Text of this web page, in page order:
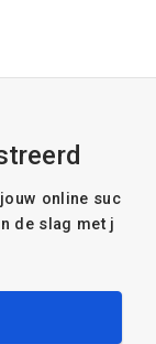
online suc
de slag met j